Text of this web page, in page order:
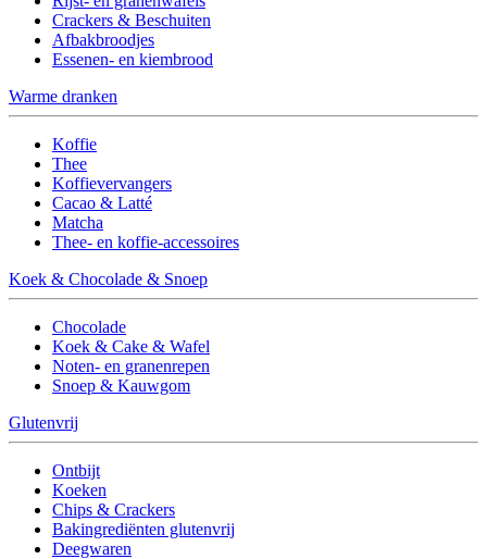
Crackers & Beschuiten
Afbakbroodjes
Essenen- en kiembrood
Warme dranken
Koffie
Thee
Koffievervangers
Cacao & Latté
Matcha
Thee- en koffie-accessoires
Koek & Chocolade & Snoep
Chocolade
Koek & Cake & Wafel
Noten- en granenrepen
Snoep & Kauwgom
Glutenvrij
Ontbijt
Koeken
Chips & Crackers
Bakingrediënten glutenvrij
Deegwaren